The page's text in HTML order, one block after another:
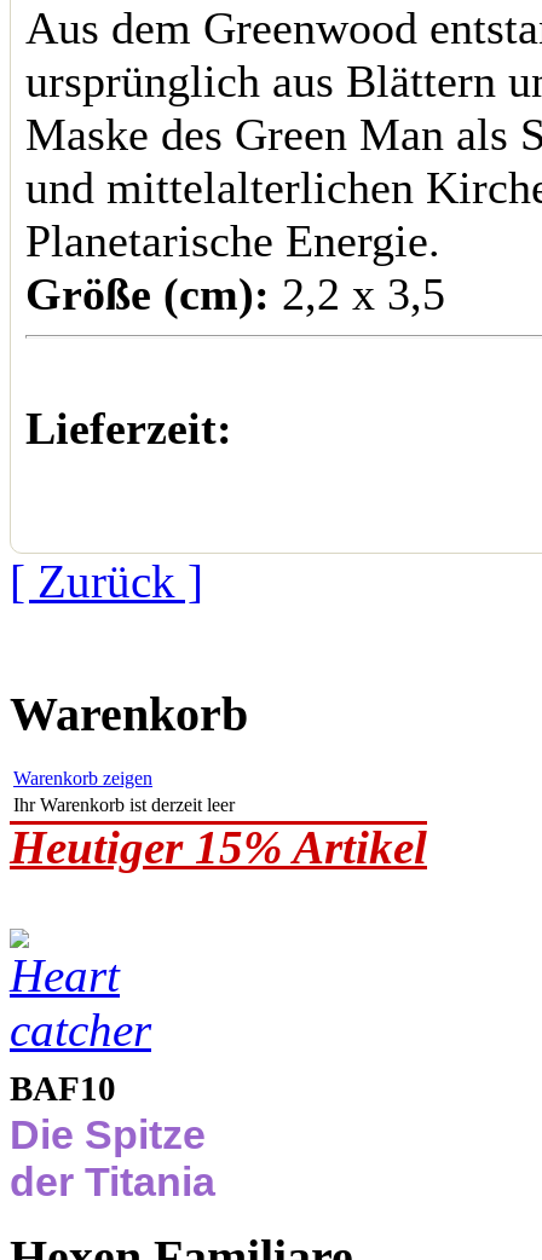
Aus dem Greenwood
ursprünglich aus Blättern
Maske des Green Man als
und mittelalterlichen
Planetarische Energie.
Größe (cm): 2,2 x 3,5
Lieferzeit:
[ Zurück ]
Warenkorb
Warenkorb zeigen
Ihr Warenkorb ist derzeit leer
Heutiger 15% Artikel
BAF10
Die Spitze
der Titania